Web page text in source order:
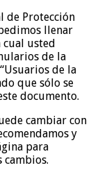
de Protección
llenar
cual usted
de la
de la
que sólo se
documento.
cambiar con
y
para
cambios.